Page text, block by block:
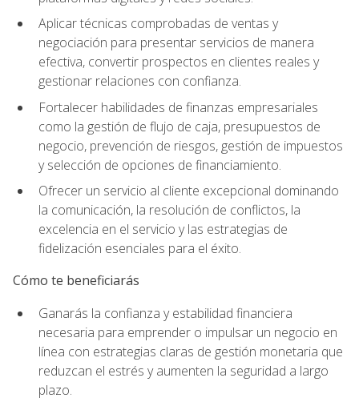
Aplicar técnicas comprobadas de ventas y
negociación para presentar servicios de manera
efectiva, convertir prospectos en clientes reales y
gestionar relaciones con confianza.
Fortalecer habilidades de finanzas empresariales
como la gestión de flujo de caja, presupuestos de
negocio, prevención de riesgos, gestión de impuestos
y selección de opciones de financiamiento.
Ofrecer un servicio al cliente excepcional dominando
la comunicación, la resolución de conflictos, la
excelencia en el servicio y las estrategias de
fidelización esenciales para el éxito.
Cómo te beneficiarás
Ganarás la confianza y estabilidad financiera
necesaria para emprender o impulsar un negocio en
línea con estrategias claras de gestión monetaria que
reduzcan el estrés y aumenten la seguridad a largo
plazo.